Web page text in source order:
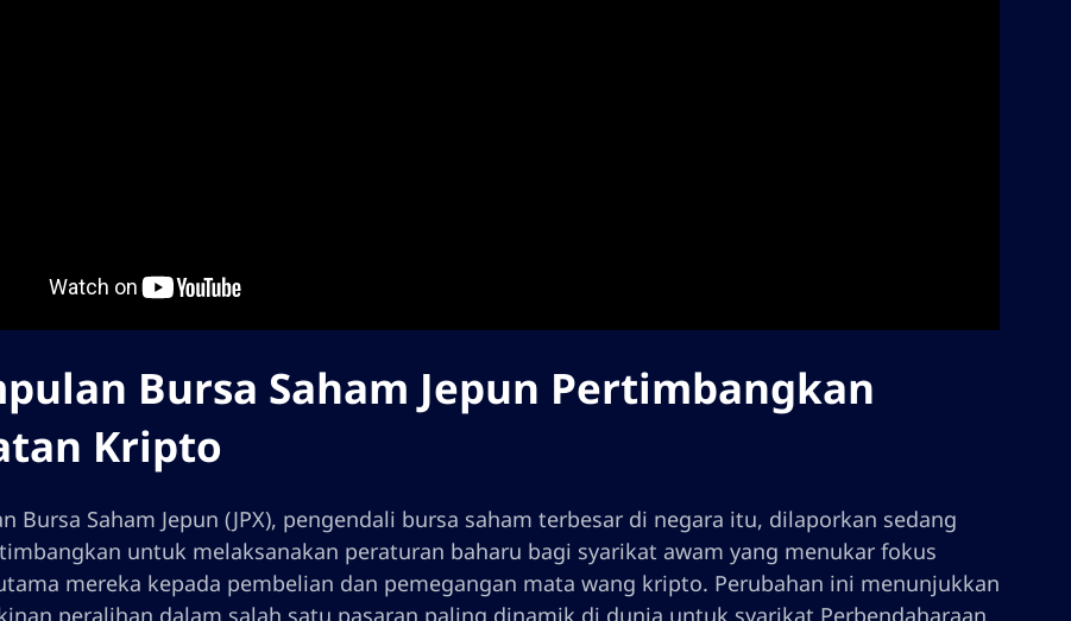
Bursa Saham Jepun Pertimbangkan
Kripto
Bursa Saham Jepun (JPX), pengendali bursa saham terbesar di negara itu, dilaporkan sedang
untuk melaksanakan peraturan baharu bagi syarikat awam yang menukar fokus
mereka kepada pembelian dan pemegangan mata wang kripto. Perubahan ini menunjukkan
peralihan dalam salah satu pasaran paling dinamik di dunia untuk syarikat Perbendaharaan